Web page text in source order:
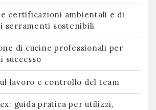
certificazioni ambientali e di
serramenti sostenibili
di cucine professionali per
successo
lavoro e controllo del team
guida pratica per utilizzi,